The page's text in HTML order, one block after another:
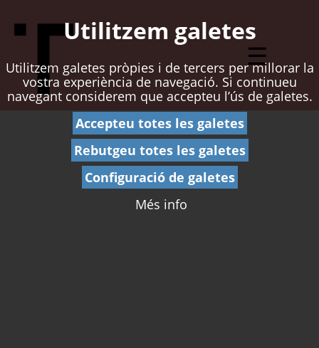
☰
Utilitzem galetes
Utilitzem galetes pròpies i de tercers per millorar la
vostra experiència de navegació. Si continueu
navegant considerem que accepteu l’ús de galetes.
Accepteu totes les galetes
Rebutgeu totes les galetes
Configuració de galetes
Més info